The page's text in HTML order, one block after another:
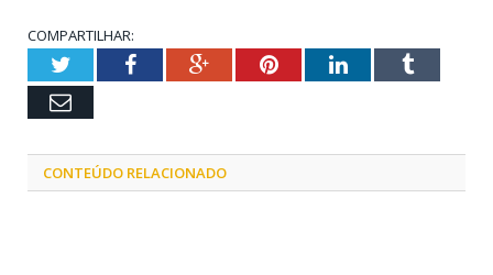
COMPARTILHAR:
TwitterFacebookGoogle+PinterestLinkedInTumblr
Email
CONTEÚDO RELACIONADO